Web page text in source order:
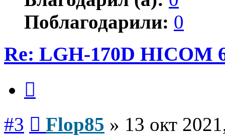
Поблагодарили: 0
Re: LGH-170D HICOM
#3 Flop85 » 13 окт